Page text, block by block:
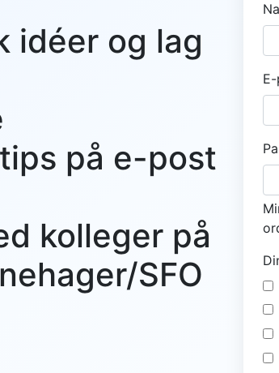
idéer og lag
på e-post
kolleger på
SFO